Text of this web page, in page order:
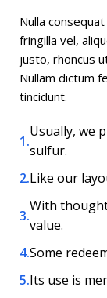
Nulla
fringilla vel,
justo, rhoncus
Nullam dictum
tincidunt.
Usually, we
sulfur.
Like our
With
value.
Some
Its use is